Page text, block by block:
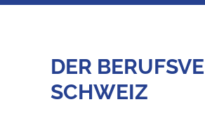
DER
SCHWEIZ